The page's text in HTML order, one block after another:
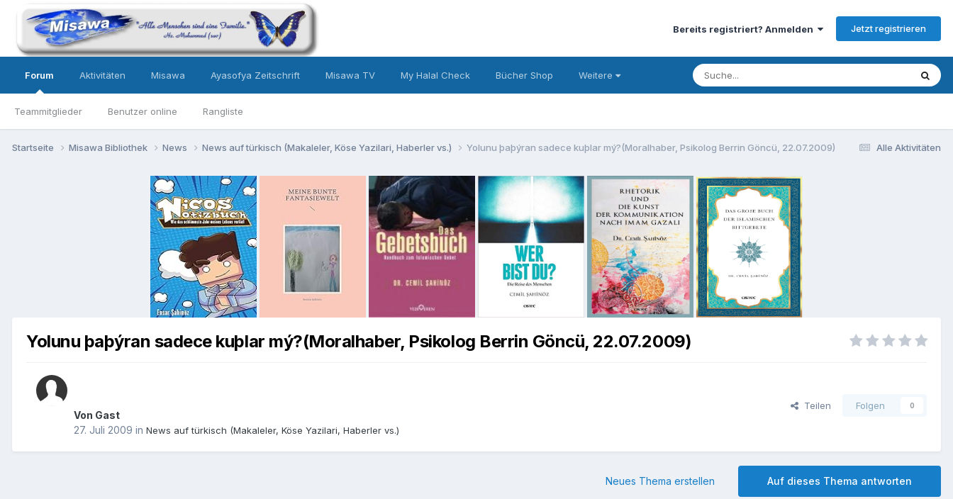
Bereits registriert? Anmelden Jetzt registrieren
Forum
Teammitglieder Benutzer online Rangliste
Aktivitäten Misawa Ayasofya Zeitschrift Misawa TV My Halal Check Bücher Shop Weitere
Alle Aktivitäten
Startseite Misawa Bibliothek News News auf türkisch (Makaleler, Köse Yazilari, Haberler vs.) Yolunu þaþýran sadece kuþlar mý?(Moralhaber, Psikolog Berrin Göncü, 22.07.2009)
Yolunu þaþýran sadece kuþlar mý?(Moralhaber, Psikolog Berrin Göncü, 22.07.2009)
Von Gast
27. Juli 2009 in News auf türkisch (Makaleler, Köse Yazilari, Haberler vs.)
Teilen Folgen 0
Auf dieses Thema antworten
Neues Thema erstellen